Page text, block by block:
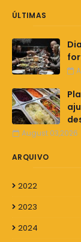
ÚLTIMAS
August 03,2026
ARQUIVO
2022
2023
2024